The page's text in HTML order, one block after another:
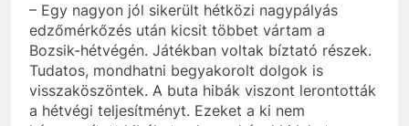
– Egy nagyon jól sikerült hétközi nagypályás
edzőmérkőzés után kicsit többet vártam a
Bozsik-hétvégén. Játékban voltak bíztató részek.
Tudatos, mondhatni begyakorolt dolgok is
visszaköszöntek. A buta hibák viszont lerontották
a hétvégi teljesítményt. Ezeket a ki nem